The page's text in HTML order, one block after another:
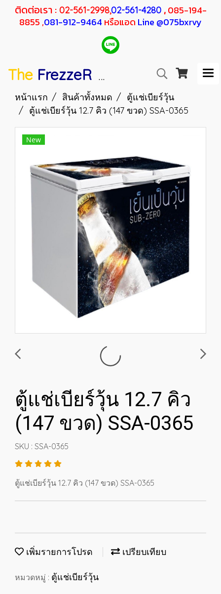
ติดต่อเรา : 02-561-2998,02-561-4280 ,085-194-
8855 ,081-912-9464หรือแอด Line @075bxrvy
The FrezzeR SANDEN F RESHER
หน้าแรก สินค้าทั้งหมด
ตู้แช่เบียร์วุ้น
ตู้แช่เบียร์วุ้น 12.7 คิว (147 ขวด) SSA-0365
New
ตู้แช่เบียร์วุ้น 12.7 คิว
(147 ขวด) SSA-0365
SKU : SSA-0365
ตู้แช่เบียร์วุ้น 12.7 คิว (147 ขวด) SSA-0365
เพิ่มรายการโปรด เปรียบเทียบ
หมวดหมู่ : ตู้แช่เบียร์วุ้น